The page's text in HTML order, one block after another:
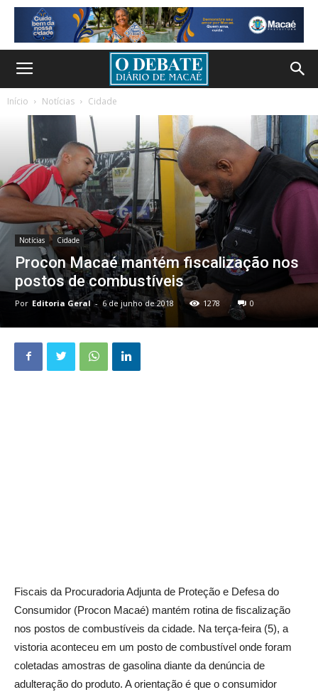
Início Notícias Cidade
Notícias Cidade
Procon Macaé mantém fiscalização nos
postos de combustíveis
Por Editoria Geral - 6 de junho de 2018 1278 0
Fiscais da Procuradoria Adjunta de Proteção e Defesa do
Consumidor (Procon Macaé) mantém rotina de fiscalização
nos postos de combustíveis da cidade. Na terça-feira (5), a
vistoria aconteceu em um posto de combustível onde foram
coletadas amostras de gasolina diante da denúncia de
adulteração do produto. A orientação é que o consumidor